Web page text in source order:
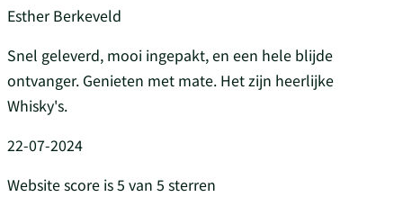
Esther Berkeveld
Snel geleverd, mooi ingepakt, en een hele blijde
ontvanger. Genieten met mate. Het zijn heerlijke
Whisky's.
22-07-2024
Website score is 5 van 5 sterren